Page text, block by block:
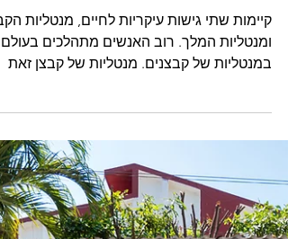
הקבצן והמלך
קיימות שתי גישות עיקריות לחיים, מנטליות
ומנטליות המלך. רוב האנשים מתהלכים בעולם
במנטליות של קבצנים. מנטליות של קבצן זאת